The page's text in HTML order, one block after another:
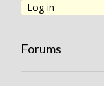
Log in
Forums